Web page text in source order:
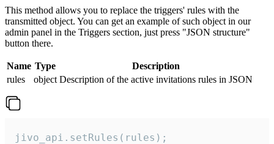
This method allows you to replace the triggers' rules with the
transmitted object. You can get an example of such object in our
admin panel in the Triggers section, just press "JSON structure"
button there.
Name Type
Description
rules
object Description of the active invitations rules in JSON
jivo_api.setRules(rules);